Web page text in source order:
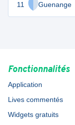
11 Guenange
Fonctionnalités
Application
Lives commentés
Widgets gratuits